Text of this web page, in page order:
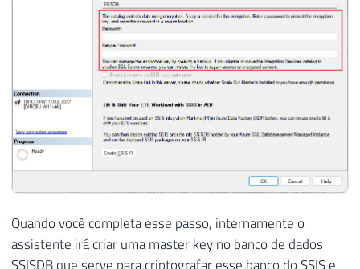
Quando você completa esse passo, internamente o
assistente irá criar uma master key no banco de dados
SSISDB que serve para criptografar esse banco do SSIS e